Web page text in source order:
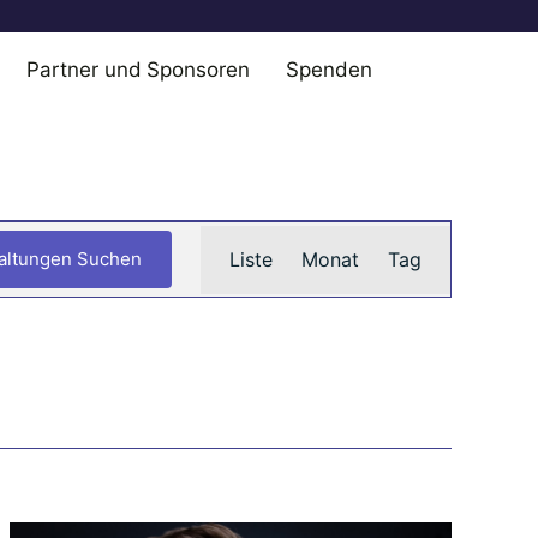
Partner und Sponsoren
Spenden
Suchen Liste Monat Tag